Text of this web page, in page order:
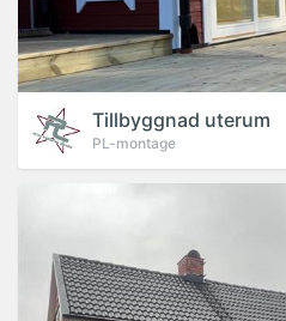
Tillbyggnad uterum
PL-montage